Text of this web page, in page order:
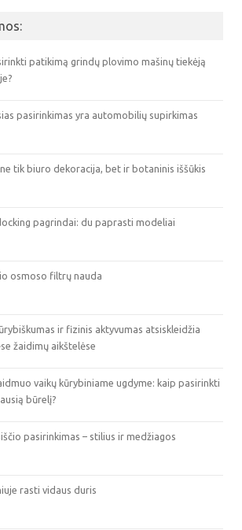
patikimą grindų plovimo mašinų tiekėją
pasirinkimas yra automobilių supirkimas
tik biuro dekoracija, bet ir botaninis iššūkis
pagrindai: du paprasti modeliai
osmoso filtrų nauda
ir fizinis aktyvumas atsiskleidžia
žaidimų aikštelėse
vaikų kūrybiniame ugdyme: kaip pasirinkti
būrelį?
pasirinkimas – stilius ir medžiagos
rasti vidaus duris